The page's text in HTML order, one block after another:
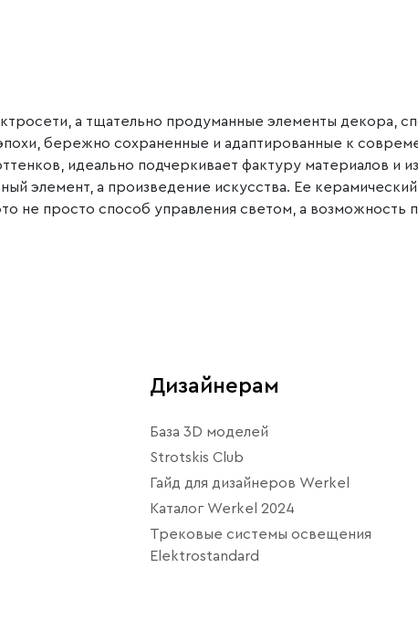
а тщательно продуманные элементы декора,
бережно сохраненные и адаптированные к
идеально подчеркивает фактуру материалов и
элемент, а произведение искусства. Ее
не просто способ управления светом, а возможность
Дизайнерам
База 3D моделей
Strotskis Club
Гайд для дизайнеров Werkel
Каталог Werkel 2024
Трековые системы освещения
Elektrostandard